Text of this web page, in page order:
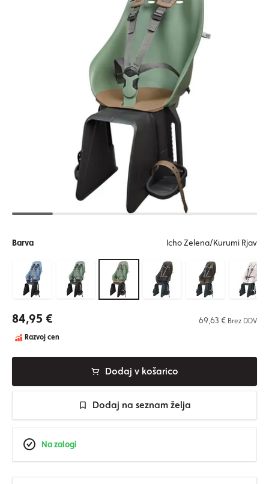
Barva Icho Zelena/Kurumi Rjav
84,95 € 69,63 € Brez DDV
Razvoj cen
Dodaj v košarico
Dodaj na seznam želja
Na zalogi